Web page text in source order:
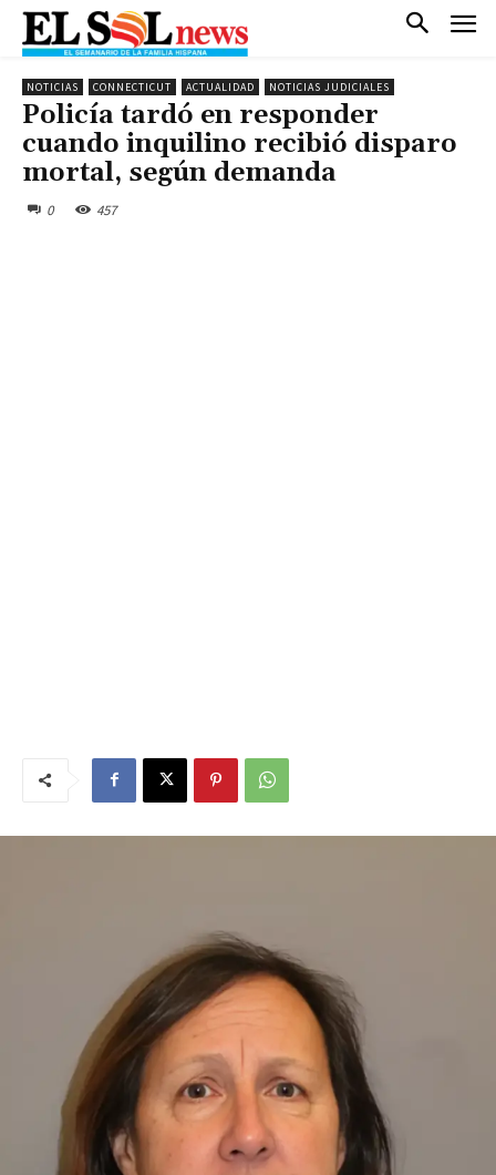
NOTICIAS CONNECTICUT ACTUALIDAD NOTICIAS JUDICIALES
Policía tardó en responder
cuando inquilino recibió disparo
mortal, según demanda
0 457